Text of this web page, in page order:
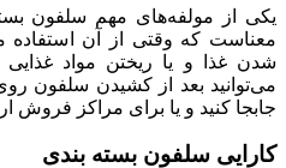
یکی از مولفه‌های مهم سلفون
معناست که وقتی از آن استفاده
شدن غذا و یا ریختن مواد
می‌توانید بعد از کشیدن سلفون روی
جابجا کنید و یا برای مراکز فروش
کارایی سلفون بسته بندی